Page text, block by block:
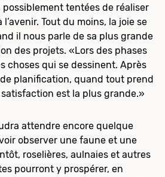
tentées de réaliser
Tout du moins, la joie se
il nous parle de sa plus grande
des projets. «Lors des phases
choses qui se dessinent. Après
planification, quand tout prend
satisfaction est la plus grande.»
attendre encore quelque
observer une faune et une
roselières, aulnaies et autres
pourront y prospérer, en